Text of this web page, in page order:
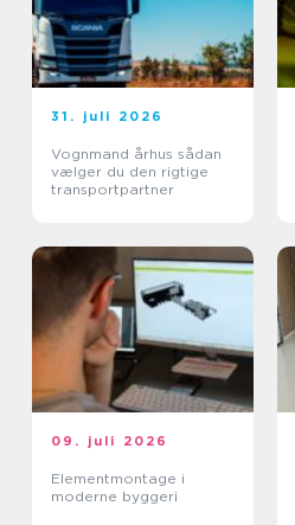
31. juli 2026
Vognmand århus sådan
vælger du den rigtige
transportpartner
09. juli 2026
Elementmontage i
moderne byggeri